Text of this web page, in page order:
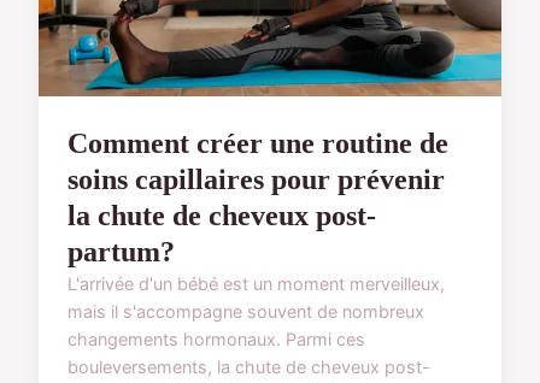
Comment créer une routine de
soins capillaires pour prévenir
la chute de cheveux post-
partum?
L'arrivée d'un bébé est un moment merveilleux,
mais il s'accompagne souvent de nombreux
changements hormonaux. Parmi ces
bouleversements, la chute de cheveux post-